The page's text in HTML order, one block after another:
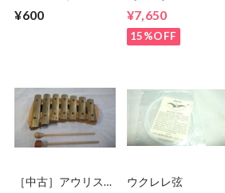
¥600
ォン① 状態良
¥7,650
15%OFF
［中古］アウリス
ウクレレ弦